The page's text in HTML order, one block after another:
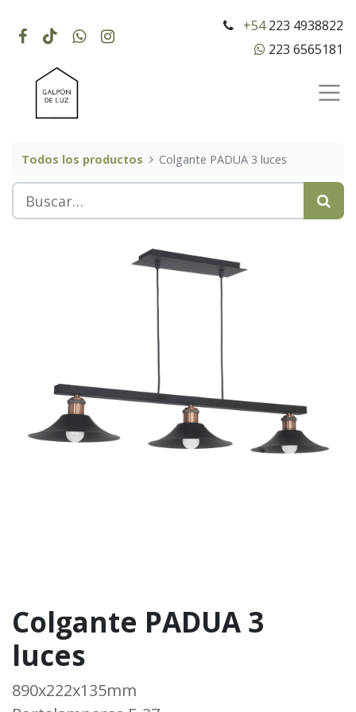
+54223 4938822
223 6565181
Todos los productos Colgante PADUA 3 luces
Colgante PADUA 3
luces
890x222x135mm